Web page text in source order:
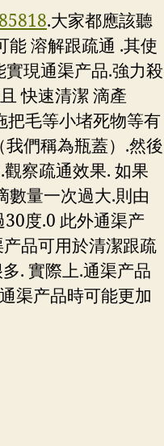
.大家都應該聽
能 溶解跟疏通 .其使
現通渠产品.強力殺
快速清潔 滴產
把毛等小堵死物等有
們稱為瓶蓋）.然後
察疏通效果. 如果
數量一次過大.則由
度.0 此外通渠产
品可用於清潔跟疏
. 實際上.通渠产品
渠产品時可能更加